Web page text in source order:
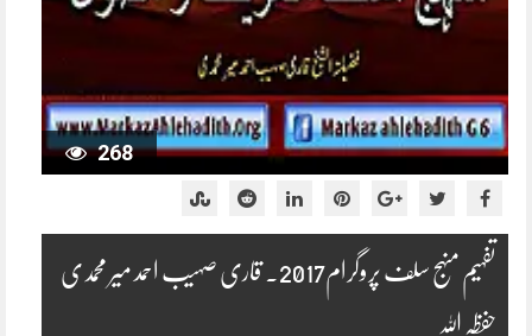
268
تفہیم منہج سلف پروگرام2017۔ قاری صہیب احمد میر محمدی
حفظہ اللہ